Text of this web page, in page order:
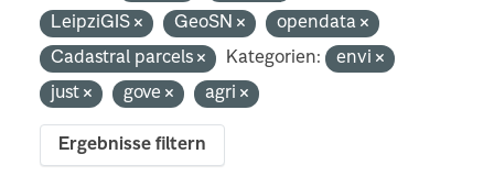
LeipziGIS
GeoSN
opendata
Cadastral parcels
Kategorien:
envi
just
gove agri
Ergebnisse filtern